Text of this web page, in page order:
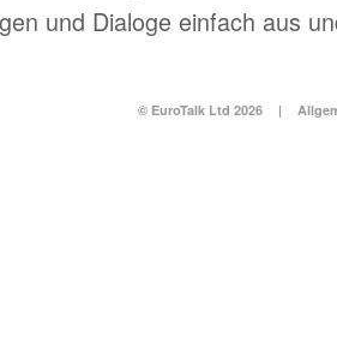
und Dialoge einfach aus
© EuroTalk Ltd 2026 |